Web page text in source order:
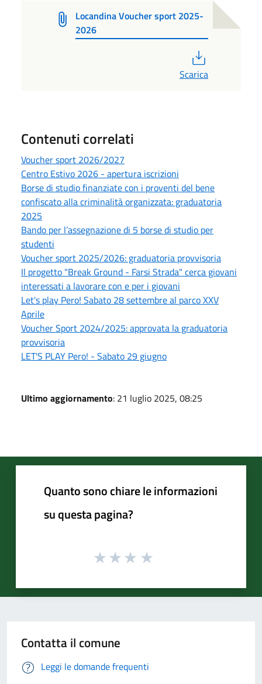
Locandina Voucher sport 2025-
2026
Scarica
Contenuti correlati
Voucher sport 2026/2027
Centro Estivo 2026 - apertura iscrizioni
Borse di studio finanziate con i proventi del bene
confiscato alla criminalità organizzata: graduatoria
2025
Bando per l’assegnazione di 5 borse di studio per
studenti
Voucher sport 2025/2026: graduatoria provvisoria
Il progetto "Break Ground - Farsi Strada" cerca giovani
interessati a lavorare con e per i giovani
Let's play Pero! Sabato 28 settembre al parco XXV
Aprile
Voucher Sport 2024/2025: approvata la graduatoria
provvisoria
LET'S PLAY Pero! - Sabato 29 giugno
Ultimo aggiornamento: 21 luglio 2025, 08:25
Quanto sono chiare le informazioni
su questa pagina?
Contatta il comune
Leggi le domande frequenti